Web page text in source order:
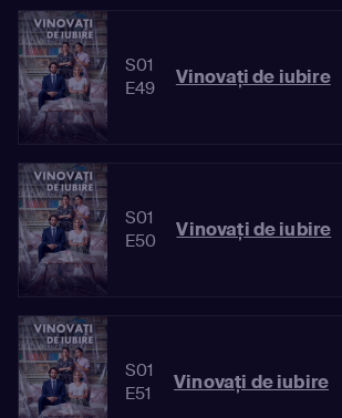
S01
E49
Vinovaţi de iubire
S01
E50
Vinovaţi de iubire
S01
E51
Vinovaţi de iubire